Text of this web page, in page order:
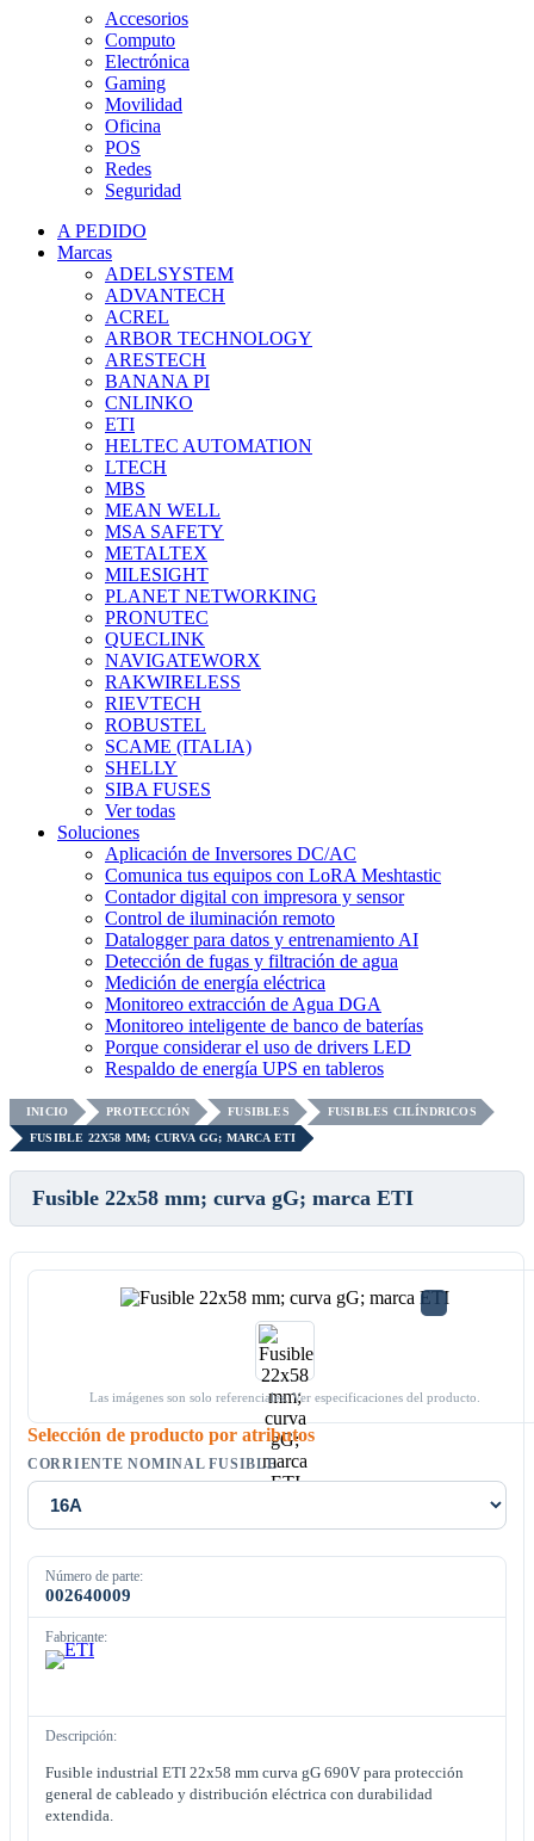
Accesorios
Computo
Electrónica
Gaming
Movilidad
Oficina
POS
Redes
Seguridad
A PEDIDO
Marcas
ADELSYSTEM
ADVANTECH
ACREL
ARBOR TECHNOLOGY
ARESTECH
BANANA PI
CNLINKO
ETI
HELTEC AUTOMATION
LTECH
MBS
MEAN WELL
MSA SAFETY
METALTEX
MILESIGHT
PLANET NETWORKING
PRONUTEC
QUECLINK
NAVIGATEWORX
RAKWIRELESS
RIEVTECH
ROBUSTEL
SCAME (ITALIA)
SHELLY
SIBA FUSES
Ver todas
Soluciones
Aplicación de Inversores DC/AC
Comunica tus equipos con LoRA Meshtastic
Contador digital con impresora y sensor
Control de iluminación remoto
Datalogger para datos y entrenamiento AI
Detección de fugas y filtración de agua
Medición de energía eléctrica
Monitoreo extracción de Agua DGA
Monitoreo inteligente de banco de baterías
Porque considerar el uso de drivers LED
Respaldo de energía UPS en tableros
INICIO PROTECCIÓN FUSIBLES
FUSIBLES CILÍNDRICOS
FUSIBLE 22X58 MM; CURVA GG; MARCA ETI
Fusible 22x58 mm; curva gG; marca ETI
Las imágenes son solo referenciales. Ver especificaciones del producto.
Selección de producto por atributos
CORRIENTE NOMINAL FUSIBLE
Número de parte:
002640009
Fabricante:
Descripción:
Fusible industrial ETI 22x58 mm curva gG 690V para protección
general de cableado y distribución eléctrica con durabilidad
extendida.